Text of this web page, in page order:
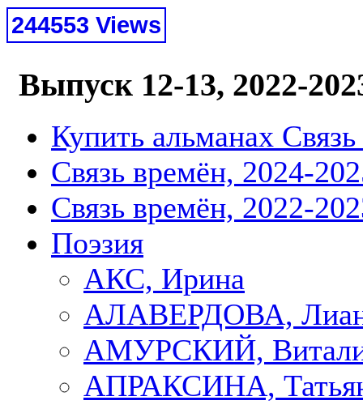
244553 Views
Выпуск 12-13, 2022-
Купить альманах
Связь времён, 2024-
Связь времён, 2022-
Поэзия
АКС, Ирина
АЛАВЕРДОВА,
АМУРСКИЙ,
АПРАКСИНА,